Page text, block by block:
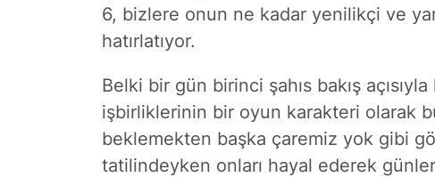
6, bizlere onun ne kadar yenilikçi ve
hatırlatıyor.
Belki bir gün birinci şahıs bakış
işbirliklerinin bir oyun karakteri olarak
beklemekten başka çaremiz yok gibi
tatilindeyken onları hayal ederek